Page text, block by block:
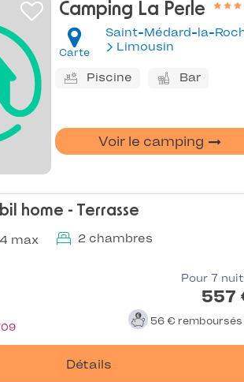
Camping La Perle
Carte Limousin
Piscine Bar
Voir le camping
home - Terrasse
4 max 2 chambres
Pour 7
557
56 € remboursés
Détails
09